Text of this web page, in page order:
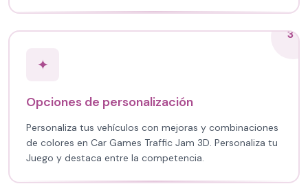
3
✦
Opciones de personalización
Personaliza tus vehículos con mejoras y combinaciones
de colores en Car Games Traffic Jam 3D. Personaliza tu
Juego y destaca entre la competencia.